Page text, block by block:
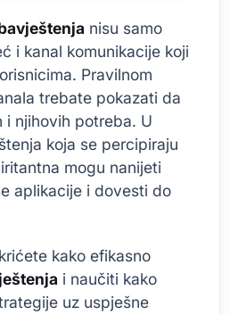
nisu samo
i kanal komunikacije koji
Pravilnom
trebate pokazati da
i njihovih potreba. U
koja se percipiraju
mogu nanijeti
aplikacije i dovesti do
kako efikasno
i naučiti kako
uz uspješne